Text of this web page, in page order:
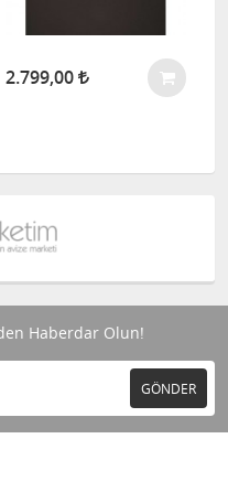
2.799,00
Haberdar Olun!
GÖNDER